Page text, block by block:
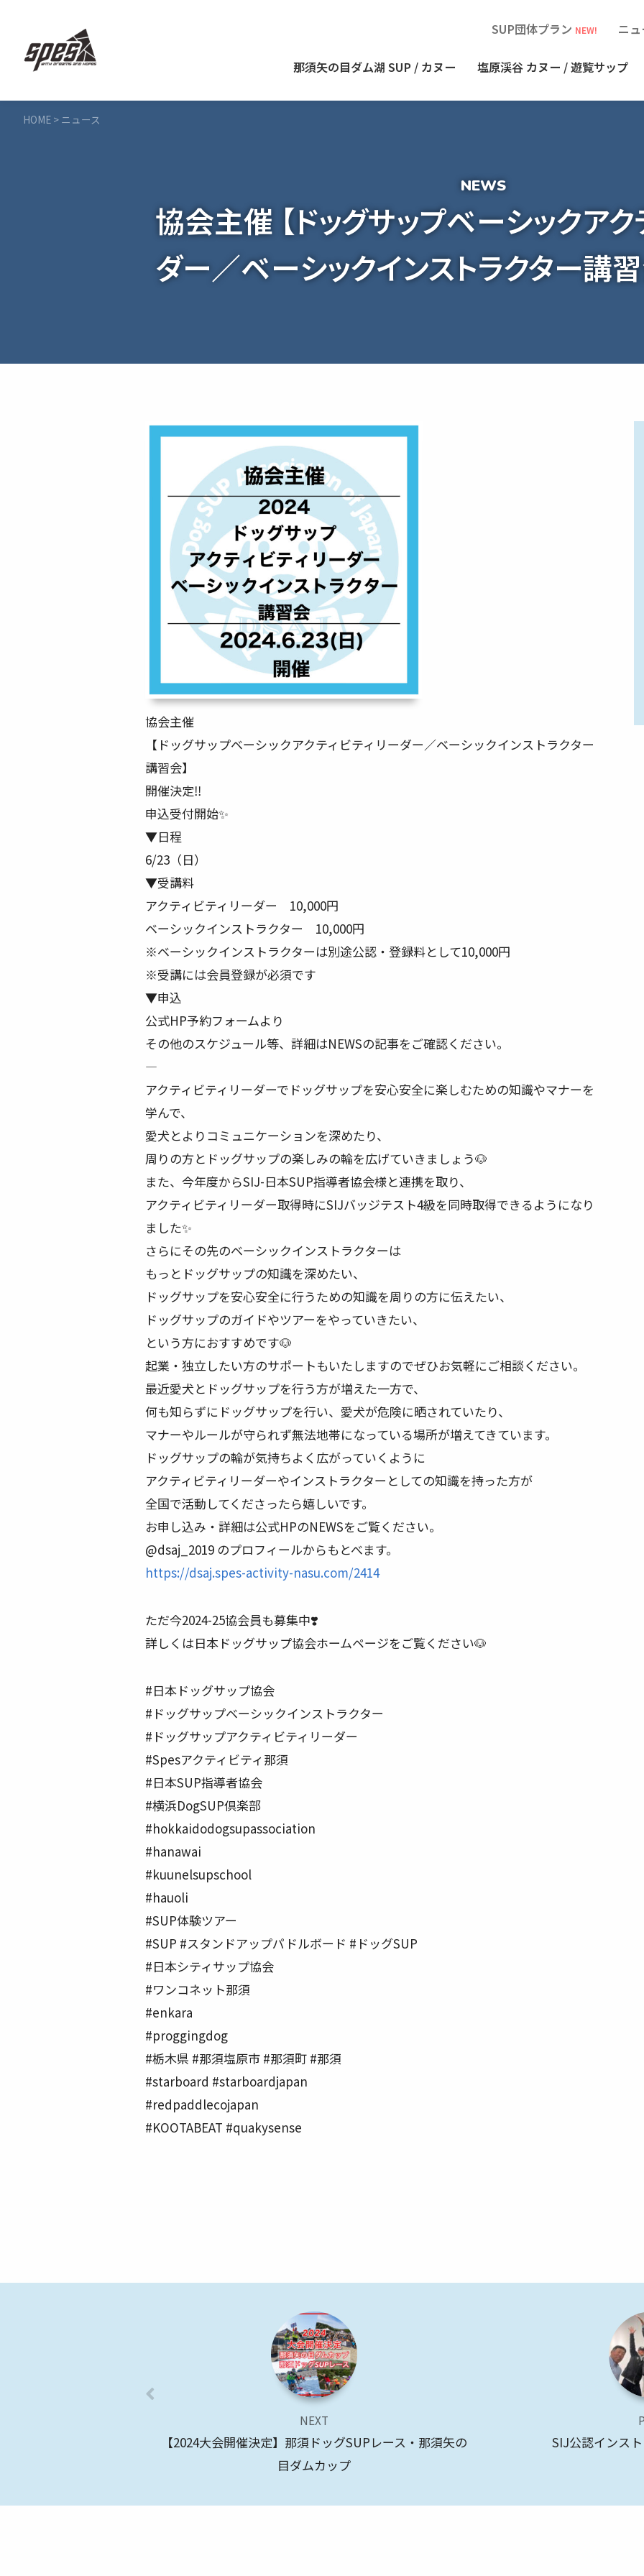
那須矢の目ダム湖 SUP / カヌー 塩原渓谷 カヌー / 遊覧サップ
SUP団体プラン NEW! ニ
HOME > ニュース
協会主催 【ドッグサップベーシックアク
ダー／ベーシックインストラクター講
協会主催
【ドッグサップベーシックアクティビティリーダー／ベーシックインストラクター
講習会】
開催決定‼️
申込受付開始✨
▼日程
6/23（日）
▼受講料
アクティビティリーダー 10,000円
ベーシックインストラクター 10,000円
※ベーシックインストラクターは別途公認・登録料として10,000円
※受講には会員登録が必須です
▼申込
公式HP予約フォームより
その他のスケジュール等、詳細はNEWSの記事をご確認ください。
—
アクティビティリーダーでドッグサップを安心安全に楽しむための知識やマナーを
学んで、
愛犬とよりコミュニケーションを深めたり、
周りの方とドッグサップの楽しみの輪を広げていきましょう🐶
また、今年度からSIJ-日本SUP指導者協会様と連携を取り、
アクティビティリーダー取得時にSIJバッジテスト4級を同時取得できるようになり
ました✨
さらにその先のベーシックインストラクターは
もっとドッグサップの知識を深めたい、
ドッグサップを安心安全に行うための知識を周りの方に伝えたい、
ドッグサップのガイドやツアーをやっていきたい、
という方におすすめです🐶
起業・独立したい方のサポートもいたしますのでぜひお気軽にご相談ください。
最近愛犬とドッグサップを行う方が増えた一方で、
何も知らずにドッグサップを行い、愛犬が危険に晒されていたり、
マナーやルールが守られず無法地帯になっている場所が増えてきています。
ドッグサップの輪が気持ちよく広がっていくように
アクティビティリーダーやインストラクターとしての知識を持った方が
全国で活動してくださったら嬉しいです。
お申し込み・詳細は公式HPのNEWSをご覧ください。
@dsaj_2019 のプロフィールからもとべます。
https://dsaj.spes-activity-nasu.com/2414
ただ今2024-25協会員も募集中❣️
詳しくは日本ドッグサップ協会ホームページをご覧ください🐶
#日本ドッグサップ協会
#ドッグサップベーシックインストラクター
#ドッグサップアクティビティリーダー
#Spesアクティビティ那須
#日本SUP指導者協会
#横浜DogSUP倶楽部
#hokkaidodogsupassociation
#hanawai
#kuunelsupschool
#hauoli
#SUP体験ツアー
#SUP #スタンドアップパドルボード #ドッグSUP
#日本シティサップ協会
#ワンコネット那須
#enkara
#proggingdog
#栃木県 #那須塩原市 #那須町 #那須
#starboard #starboardjapan
#redpaddlecojapan
#KOOTABEAT #quakysense
NEXT
【2024大会開催決定】那須ドッグSUPレース・那須矢の
目ダムカップ
SIJ公認インス